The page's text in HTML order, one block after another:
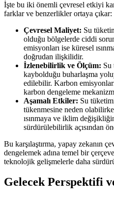
İşte bu iki önemli çevresel etkiyi
farklar ve benzerlikler ortaya çıkar:
Çevresel Maliyet: Su
olduğu bölgelerde ciddi
emisyonları ise küresel
doğrudan ilişkilidir.
İzlenebilirlik ve Ölçüm: Su
kaybolduğu buharlaşma
edilebilir. Karbon
karbon dengeleme
Aşamalı Etkiler: Su
tükenmesine neden
ısınmaya ve iklim
sürdürülebilirlik açısından
Bu karşılaştırma, yapay zekanın
dengelemek adına temel bir
teknolojik gelişmelerle daha
Gelecek Perspektifi